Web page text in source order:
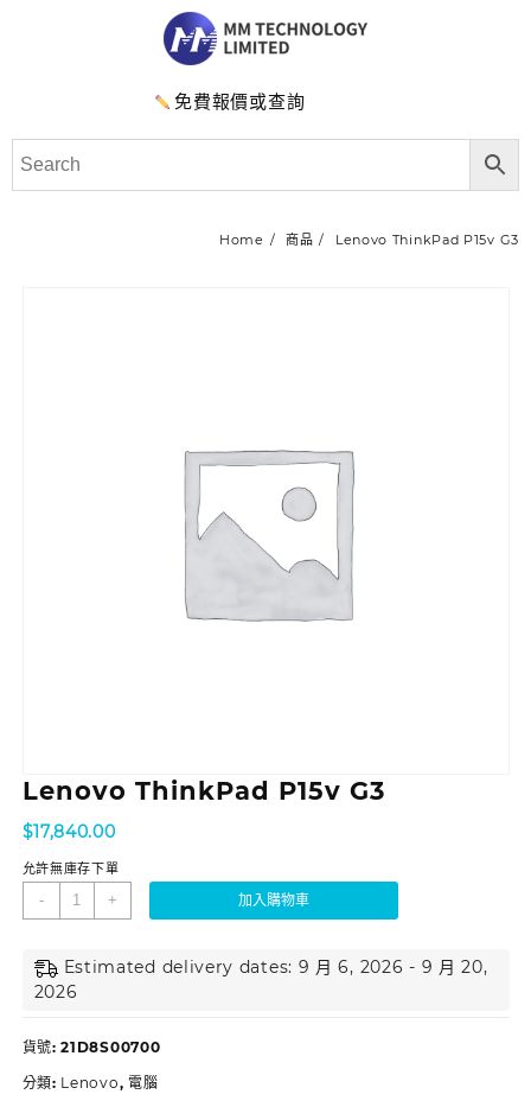
免費報價或查詢
Home 商品 Lenovo ThinkPad P15v G3
Lenovo ThinkPad P15v G3
$17,840.00
允許無庫存下單
- + 加入購物車
Estimated delivery dates: 9 月 6, 2026 - 9 月 20,
2026
貨號:21D8S00700
分類: Lenovo, 電腦